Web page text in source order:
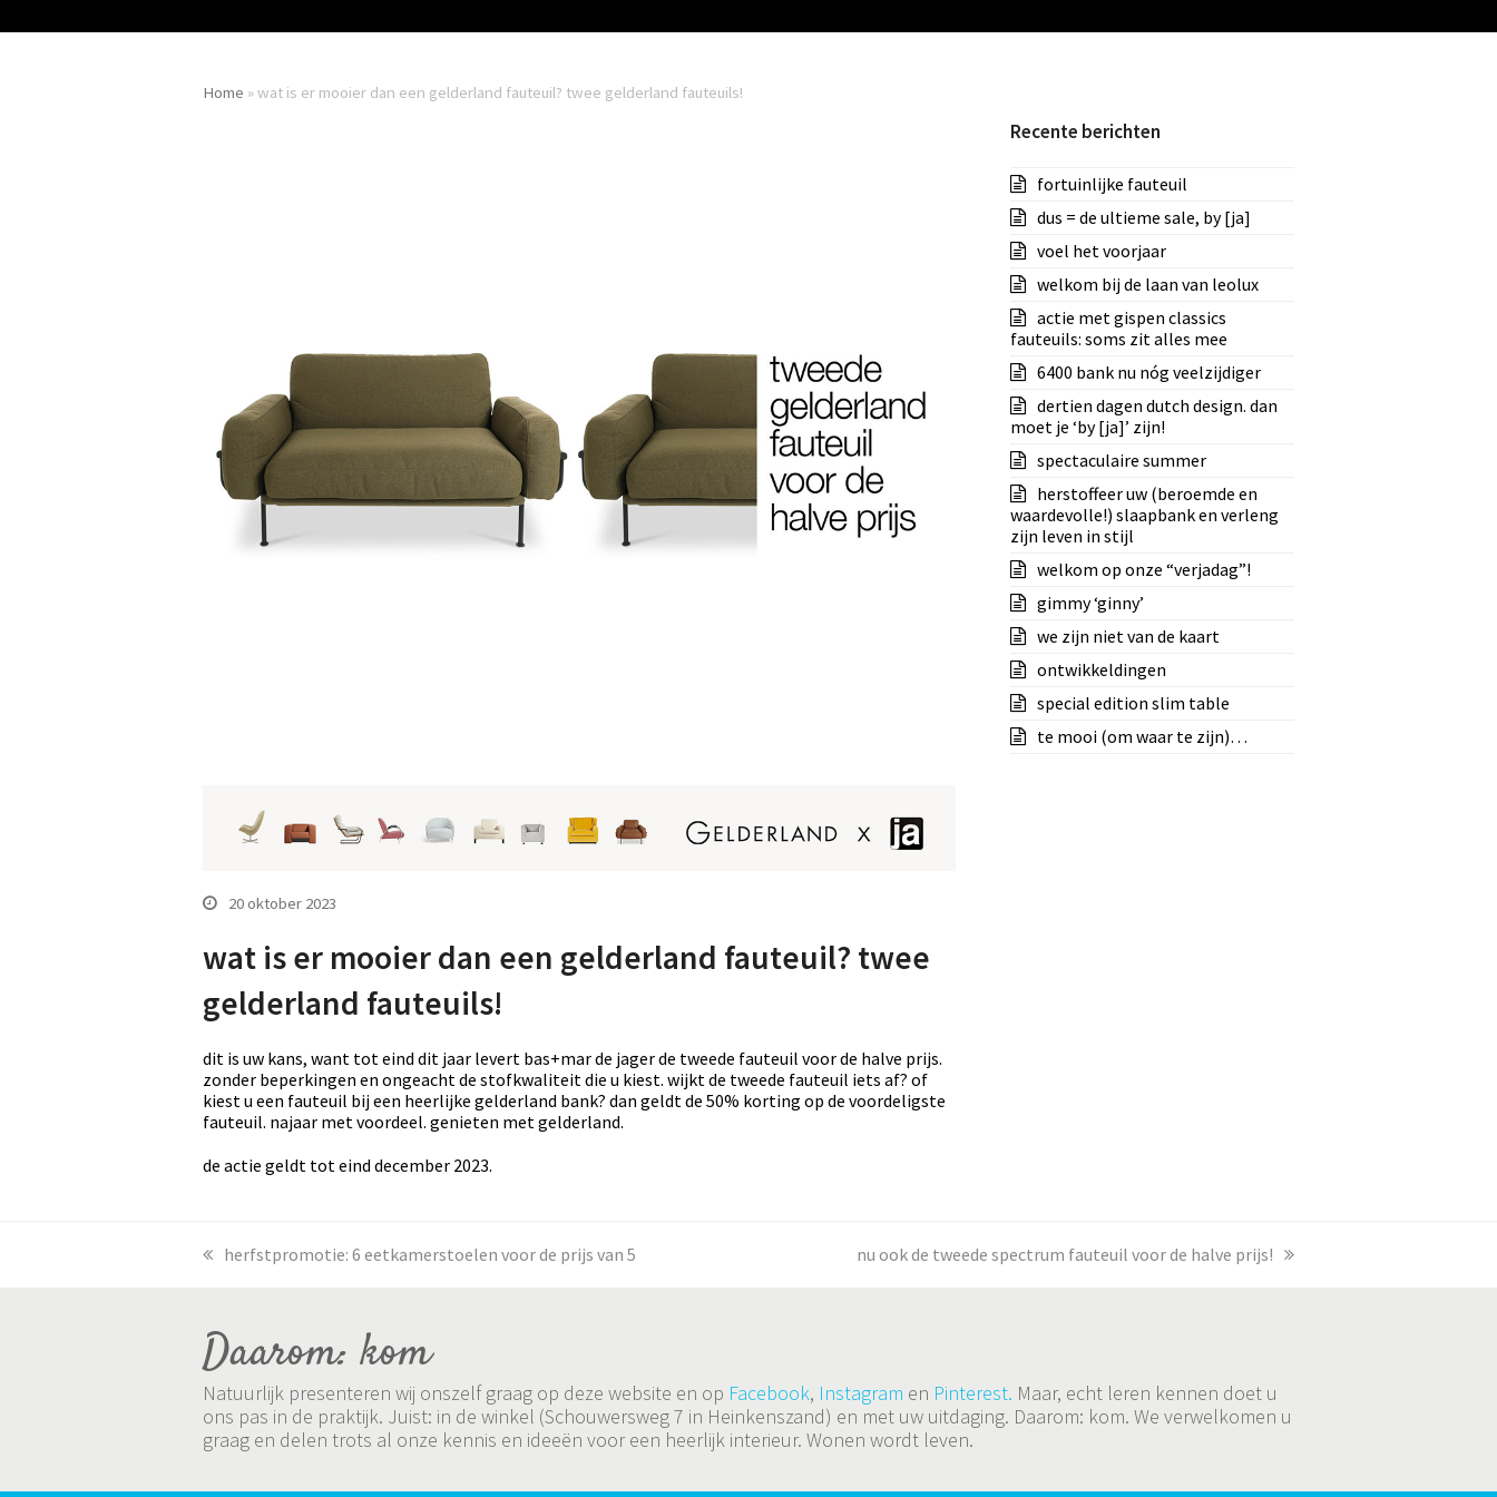
Home »wat is er mooier dan een gelderland fauteuil? twee gelderland fauteuils!
20 oktober 2023
wat is er mooier dan een gelderland fauteuil? twee
gelderland fauteuils!
dit is uw kans, want tot eind dit jaar levert bas+mar de jager de tweede fauteuil voor de halve prijs.
zonder beperkingen en ongeacht de stofkwaliteit die u kiest. wijkt de tweede fauteuil iets af? of
kiest u een fauteuil bij een heerlijke gelderland bank? dan geldt de 50% korting op de voordeligste
fauteuil. najaar met voordeel. genieten met gelderland.
de actie geldt tot eind december 2023.
Recente berichten
fortuinlijke fauteuil
dus = de ultieme sale, by [ja]
voel het voorjaar
welkom bij de laan van leolux
actie met gispen classics
fauteuils: soms zit alles mee
6400 bank nu nóg veelzijdiger
dertien dagen dutch design. dan
moet je ‘by [ja]’ zijn!
spectaculaire summer
herstoffeer uw (beroemde en
waardevolle!) slaapbank en verleng
zijn leven in stijl
welkom op onze “verjadag”!
gimmy ‘ginny’
we zijn niet van de kaart
ontwikkeldingen
special edition slim table
te mooi (om waar te zijn)…
previous
herfstpromotie: 6 eetkamerstoelen voor de prijs van 5
next
nu ook de tweede spectrum fauteuil voor de halve prijs!
Daarom: kom
Natuurlijk presenteren wij onszelf graag op deze website en op Facebook, Instagram en Pinterest. Maar, echt leren kennen doet u
ons pas in de praktijk. Juist: in de winkel (Schouwersweg 7 in Heinkenszand) en met uw uitdaging. Daarom: kom. We verwelkomen u
graag en delen trots al onze kennis en ideeën voor een heerlijk interieur. Wonen wordt leven.